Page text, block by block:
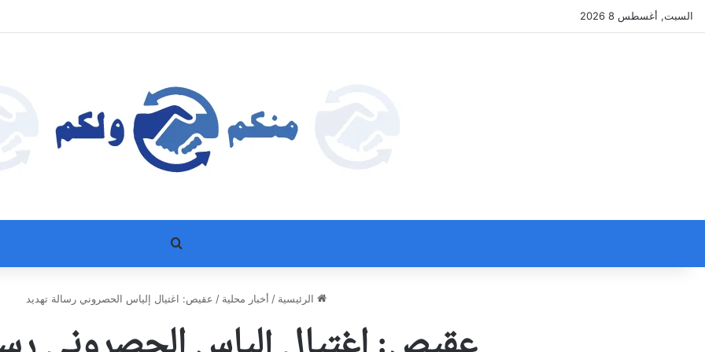
السبت, أغسطس 8 2026
بحث عن
الرئيسية / أخبار محلية / عقيص: اغتيال إلياس الحصروني رسالة تهديد